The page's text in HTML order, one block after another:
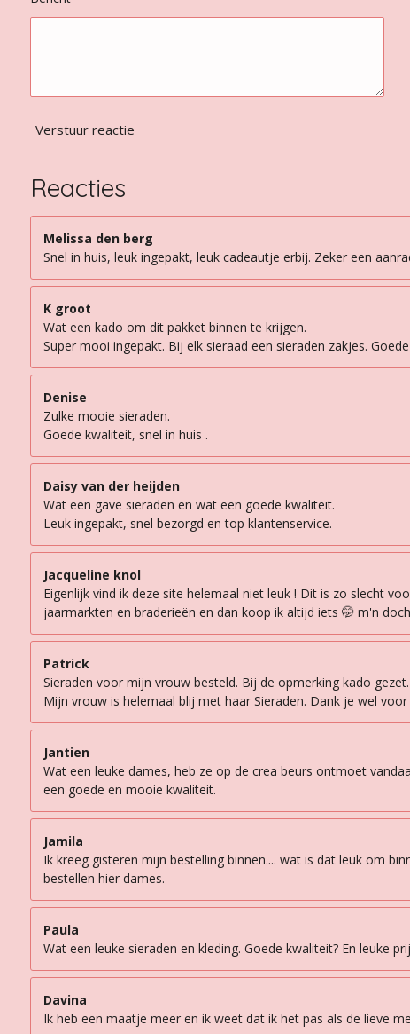
Verstuur reactie
Reacties
Melissa den berg
Snel in huis, leuk ingepakt, leuk cadeautje erbij. Zeker een
K groot
Wat een kado om dit pakket binnen te krijgen.
Super mooi ingepakt. Bij elk sieraad een sieraden zakjes.
Denise
Zulke mooie sieraden.
Goede kwaliteit, snel in huis .
Daisy van der heijden
Wat een gave sieraden en wat een goede kwaliteit.
Leuk ingepakt, snel bezorgd en top klantenservice.
Jacqueline knol
Eigenlijk vind ik deze site helemaal niet leuk ! Dit is zo slecht
jaarmarkten en braderieën en dan koop ik altijd iets 🤭 m'n
Patrick
Sieraden voor mijn vrouw besteld. Bij de opmerking kado
Mijn vrouw is helemaal blij met haar Sieraden. Dank je wel
Jantien
Wat een leuke dames, heb ze op de crea beurs ontmoet
een goede en mooie kwaliteit.
Jamila
Ik kreeg gisteren mijn bestelling binnen.... wat is dat leuk om
bestellen hier dames.
Paula
Wat een leuke sieraden en kleding. Goede kwaliteit? En leuke
Davina
Ik heb een maatje meer en ik weet dat ik het pas als de lieve